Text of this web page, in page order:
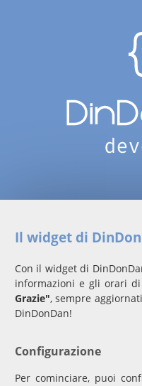
Il widget di
Con il widget di
informazioni e gli orari di
Grazie", sempre
DinDonDan!
Configurazione
Per cominciare, puoi